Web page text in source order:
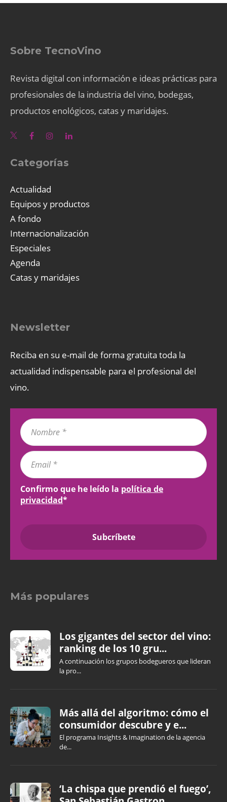
Sobre TecnoVino
Revista digital con información e ideas prácticas para
profesionales de la industria del vino, bodegas,
productos enológicos, catas y maridajes.
Categorías
Actualidad
Equipos y productos
A fondo
Internacionalización
Especiales
Agenda
Catas y maridajes
Newsletter
Reciba en su e-mail de forma gratuita toda la
actualidad indispensable para el profesional del
vino.
Confirmo que he leído la política de
privacidad*
Más populares
Los gigantes del sector del vino:
ranking de los 10 gru...
A continuación los grupos bodegueros que lideran
la pro...
Más allá del algoritmo: cómo el
consumidor descubre y e...
El programa Insights & Imagination de la agencia
de...
‘La chispa que prendió el fuego’,